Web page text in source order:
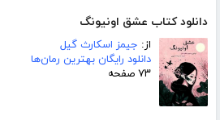
دانلود کتاب عشق اونیونگ
از: جیمز اسکارث گیل
دانلود رایگان بهترین رمان‌ها
۷۳ صفحه